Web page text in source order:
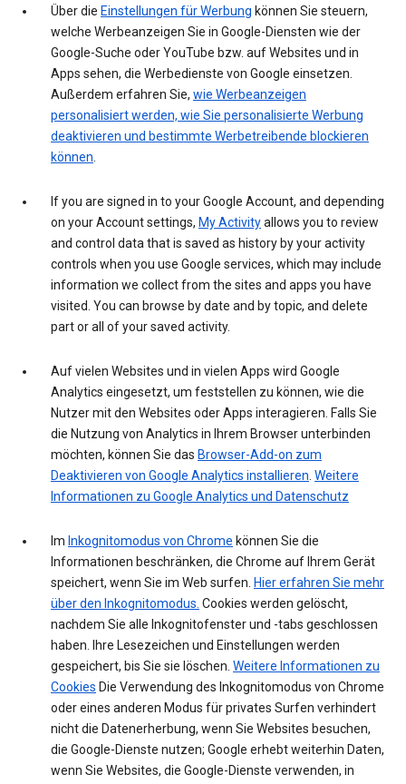
Über die Einstellungen für Werbung können Sie steuern,
welche Werbeanzeigen Sie in Google-Diensten wie der
Google-Suche oder YouTube bzw. auf Websites und in
Apps sehen, die Werbedienste von Google einsetzen.
Außerdem erfahren Sie, wie Werbeanzeigen
personalisiert werden, wie Sie personalisierte Werbung
deaktivieren und bestimmte Werbetreibende blockieren
können.
If you are signed in to your Google Account, and depending
on your Account settings, My Activityallows you to review
and control data that is saved as history by your activity
controls when you use Google services, which may include
information we collect from the sites and apps you have
visited. You can browse by date and by topic, and delete
part or all of your saved activity.
Auf vielen Websites und in vielen Apps wird Google
Analytics eingesetzt, um feststellen zu können, wie die
Nutzer mit den Websites oder Apps interagieren. Falls Sie
die Nutzung von Analytics in Ihrem Browser unterbinden
möchten, können Sie das Browser-Add-on zum
Deaktivieren von Google Analytics installieren. Weitere
Informationen zu Google Analytics und Datenschutz
Im Inkognitomodus von Chrome können Sie die
Informationen beschränken, die Chrome auf Ihrem Gerät
speichert, wenn Sie im Web surfen. Hier erfahren Sie mehr
über den Inkognitomodus. Cookies werden gelöscht,
nachdem Sie alle Inkognitofenster und -tabs geschlossen
haben. Ihre Lesezeichen und Einstellungen werden
gespeichert, bis Sie sie löschen. Weitere Informationen zu
Cookies Die Verwendung des Inkognitomodus von Chrome
oder eines anderen Modus für privates Surfen verhindert
nicht die Datenerherbung, wenn Sie Websites besuchen,
die Google-Dienste nutzen; Google erhebt weiterhin Daten,
wenn Sie Websites, die Google-Dienste verwenden, in